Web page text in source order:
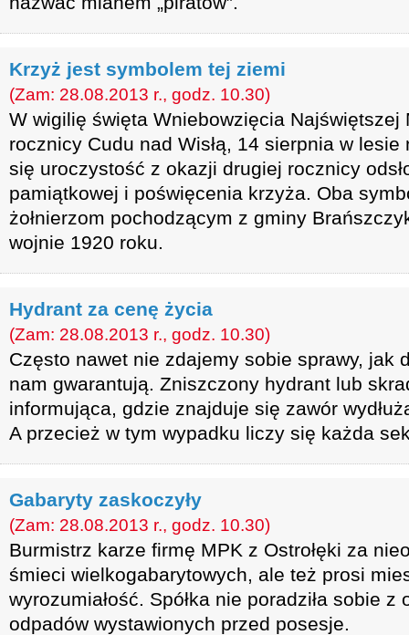
Krzyż jest symbolem tej ziemi
(Zam: 28.08.2013 r., godz. 10.30)
W wigilię święta Wniebowzięcia Najświętszej
rocznicy Cudu nad Wisłą, 14 sierpnia w lesie
się uroczystość z okazji drugiej rocznicy
pamiątkowej i poświęcenia krzyża. Oba
żołnierzom pochodzącym z gminy
wojnie 1920 roku.
Hydrant za cenę życia
(Zam: 28.08.2013 r., godz. 10.30)
Często nawet nie zdajemy sobie sprawy, jak
nam gwarantują. Zniszczony hydrant lub
informująca, gdzie znajduje się zawór
A przecież w tym wypadku liczy się każda
Gabaryty zaskoczyły
(Zam: 28.08.2013 r., godz. 10.30)
Burmistrz karze firmę MPK z Ostrołęki za
śmieci wielkogabarytowych, ale też prosi
wyrozumiałość. Spółka nie poradziła sobie
odpadów wystawionych przed posesje.